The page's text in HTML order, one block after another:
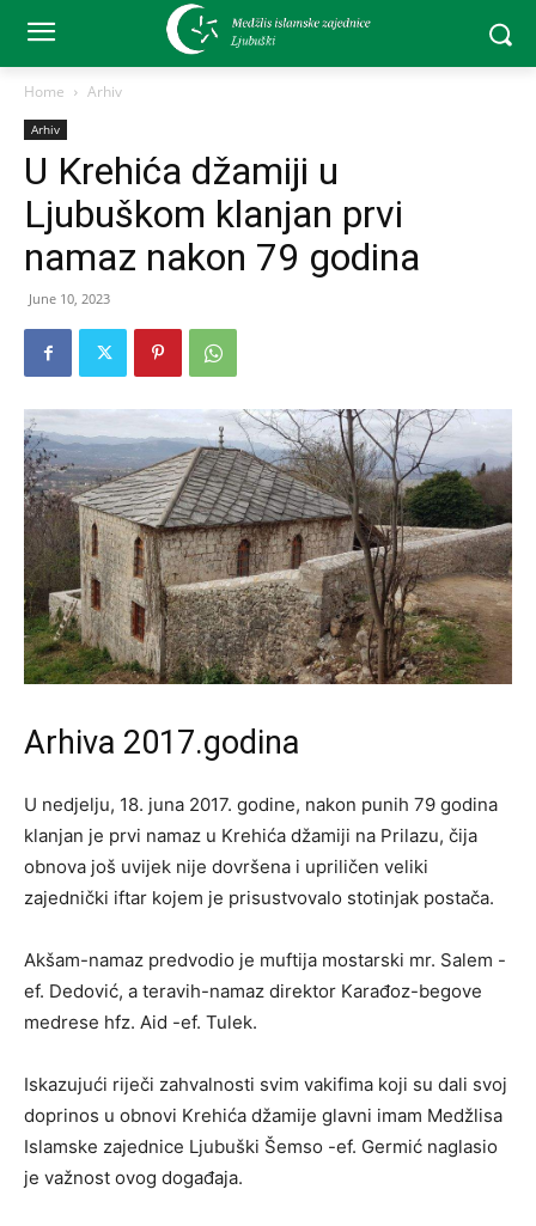
Home Arhiv
Arhiv
U Krehića džamiji u
Ljubuškom klanjan prvi
namaz nakon 79 godina
June 10, 2023
Arhiva 2017.godina
U nedjelju, 18. juna 2017. godine, nakon punih 79 godina
klanjan je prvi namaz u Krehića džamiji na Prilazu, čija
obnova još uvijek nije dovršena i upriličen veliki
zajednički iftar kojem je prisustvovalo stotinjak postača.
Akšam-namaz predvodio je muftija mostarski mr. Salem -
ef. Dedović, a teravih-namaz direktor Karađoz-begove
medrese hfz. Aid -ef. Tulek.
Iskazujući riječi zahvalnosti svim vakifima koji su dali svoj
doprinos u obnovi Krehića džamije glavni imam Medžlisa
Islamske zajednice Ljubuški Šemso -ef. Germić naglasio
je važnost ovog događaja.